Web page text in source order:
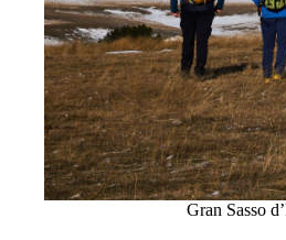
Gran Sasso